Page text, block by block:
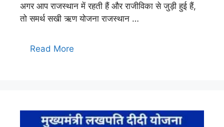
अगर आप राजस्थान में रहती हैं और राजीविका से जुड़ी हुई हैं,
तो समर्थ सखी ऋण योजना राजस्थान …
Read More